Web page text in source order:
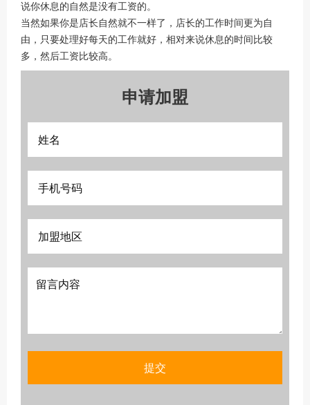
说你休息的自然是没有工资的。
当然如果你是店长自然就不一样了，店长的工作时间更为自
由，只要处理好每天的工作就好，相对来说休息的时间比较
多，然后工资比较高。
申请加盟